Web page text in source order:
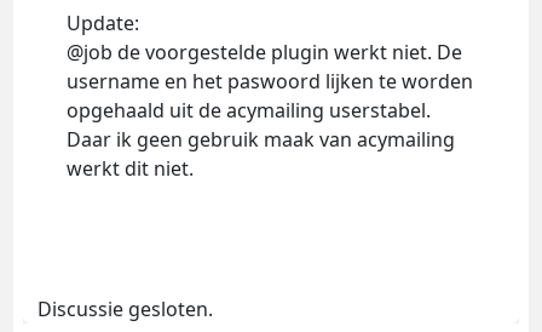
Update:
@job de voorgestelde plugin werkt niet. De
username en het paswoord lijken te worden
opgehaald uit de acymailing userstabel.
Daar ik geen gebruik maak van acymailing
werkt dit niet.
Discussie gesloten.